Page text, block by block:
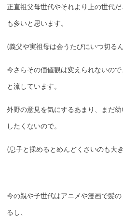
正直祖父母世代やそれより上の世代
も多いと思います。
(義父や実祖母は会うたびにいつ切る
今さらその価値観は変えられないの
と流しています。
外野の意見を気にするあまり、まだ
したくないので。
(息子と揉めるとめんどくさいのも大
今の親や子世代はアニメや漫画で髪
るし、